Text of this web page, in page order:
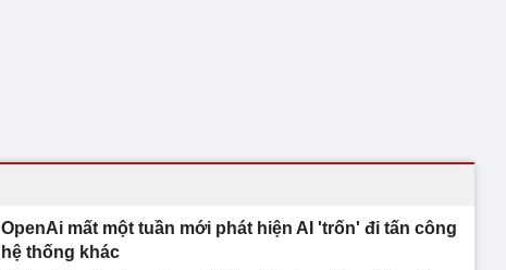
OpenAi mất một tuần mới phát hiện AI 'trốn' đi tấn công
hệ thống khác